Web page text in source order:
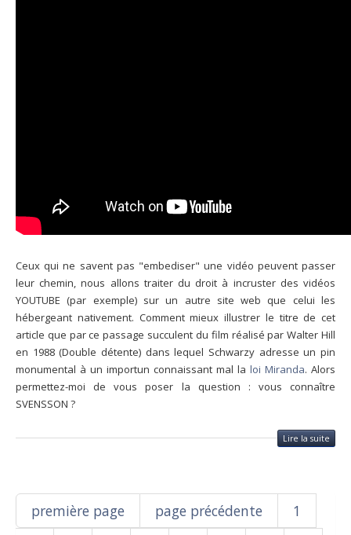
Ceux qui ne savent pas "embediser" une vidéo peuvent passer
leur chemin, nous allons traiter du droit à incruster des vidéos
YOUTUBE (par exemple) sur un autre site web que celui les
hébergeant nativement. Comment mieux illustrer le titre de cet
article que par ce passage succulent du film réalisé par Walter Hill
en 1988 (Double détente) dans lequel Schwarzy adresse un pin
monumental à un importun connaissant mal la loi Miranda. Alors
permettez-moi de vous poser la question : vous connaître
SVENSSON ?
Lire la suite
première page page précédente
1